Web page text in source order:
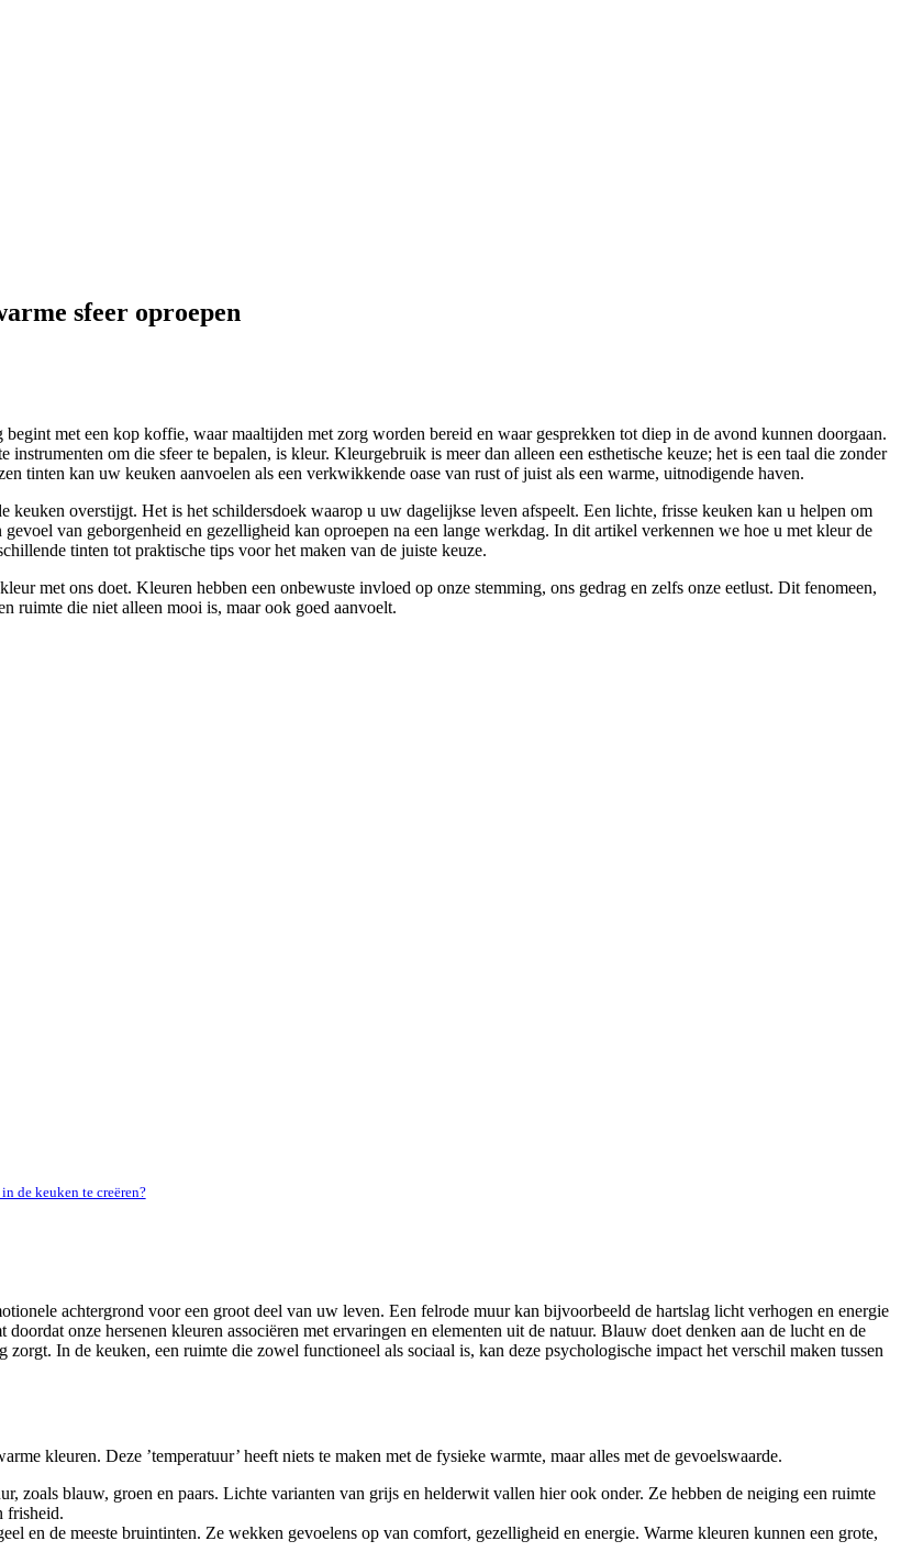
sfeer oproepen
met een kop koffie, waar maaltijden met zorg worden bereid en waar gesprekken tot diep in de avond kunnen doorgaan.
om die sfeer te bepalen, is kleur. Kleurgebruik is meer dan alleen een esthetische keuze; het is een taal die zonder
tinten kan uw keuken aanvoelen als een verkwikkende oase van rust of juist als een warme, uitnodigende haven.
overstijgt. Het is het schildersdoek waarop u uw dagelijkse leven afspeelt. Een lichte, frisse keuken kan u helpen om
van geborgenheid en gezelligheid kan oproepen na een lange werkdag. In dit artikel verkennen we hoe u met kleur de
tinten tot praktische tips voor het maken van de juiste keuze.
met ons doet. Kleuren hebben een onbewuste invloed op onze stemming, ons gedrag en zelfs onze eetlust. Dit fenomeen,
ruimte die niet alleen mooi is, maar ook goed aanvoelt.
de keuken te creëren?
achtergrond voor een groot deel van uw leven. Een felrode muur kan bijvoorbeeld de hartslag licht verhogen en energie
onze hersenen kleuren associëren met ervaringen en elementen uit de natuur. Blauw doet denken aan de lucht en de
In de keuken, een ruimte die zowel functioneel als sociaal is, kan deze psychologische impact het verschil maken tussen
kleuren. Deze ’temperatuur’ heeft niets te maken met de fysieke warmte, maar alles met de gevoelswaarde.
zoals blauw, groen en paars. Lichte varianten van grijs en helderwit vallen hier ook onder. Ze hebben de neiging een ruimte
frisheid.
en de meeste bruintinten. Ze wekken gevoelens op van comfort, gezelligheid en energie. Warme kleuren kunnen een grote,